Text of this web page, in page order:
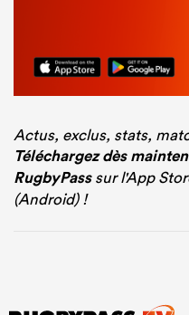
Actus, exclus, stats,
Téléchargez dès
RugbyPasssur l'App
(Android) !